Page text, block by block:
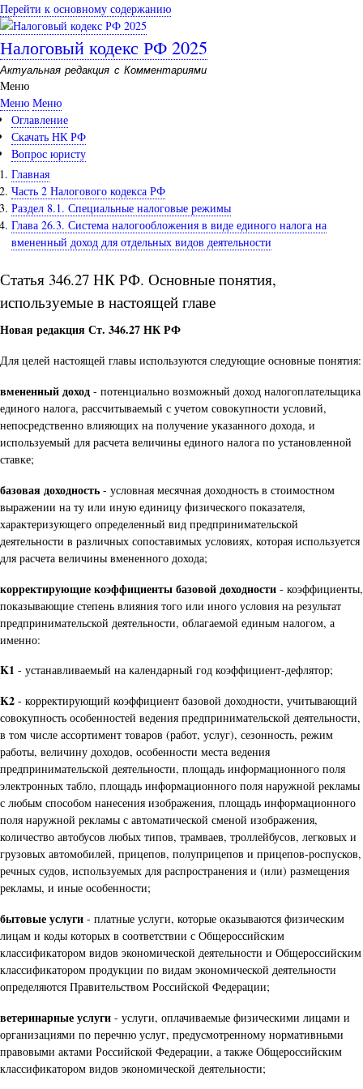
Перейти к основному содержанию
Налоговый кодекс РФ 2025
Актуальная редакция с Комментариями
Меню
Меню Меню
Оглавление
Скачать НК РФ
Вопрос юристу
Главная
Часть 2 Налогового кодекса РФ
Раздел 8.1. Специальные налоговые режимы
Глава 26.3. Система налогообложения в виде единого налога на
вмененный доход для отдельных видов деятельности
Статья 346.27 НК РФ. Основные понятия,
используемые в настоящей главе
Новая редакция Ст. 346.27 НК РФ
Для целей настоящей главы используются следующие основные понятия:
вмененный доход - потенциально возможный доход налогоплательщика
единого налога, рассчитываемый с учетом совокупности условий,
непосредственно влияющих на получение указанного дохода, и
используемый для расчета величины единого налога по установленной
ставке;
базовая доходность - условная месячная доходность в стоимостном
выражении на ту или иную единицу физического показателя,
характеризующего определенный вид предпринимательской
деятельности в различных сопоставимых условиях, которая используется
для расчета величины вмененного дохода;
корректирующие коэффициенты базовой доходности - коэффициенты,
показывающие степень влияния того или иного условия на результат
предпринимательской деятельности, облагаемой единым налогом, а
именно:
K1 - устанавливаемый на календарный год коэффициент-дефлятор;
K2 - корректирующий коэффициент базовой доходности, учитывающий
совокупность особенностей ведения предпринимательской деятельности,
в том числе ассортимент товаров (работ, услуг), сезонность, режим
работы, величину доходов, особенности места ведения
предпринимательской деятельности, площадь информационного поля
электронных табло, площадь информационного поля наружной рекламы
с любым способом нанесения изображения, площадь информационного
поля наружной рекламы с автоматической сменой изображения,
количество автобусов любых типов, трамваев, троллейбусов, легковых и
грузовых автомобилей, прицепов, полуприцепов и прицепов-роспусков,
речных судов, используемых для распространения и (или) размещения
рекламы, и иные особенности;
бытовые услуги - платные услуги, которые оказываются физическим
лицам и коды которых в соответствии с Общероссийским
классификатором видов экономической деятельности и Общероссийским
классификатором продукции по видам экономической деятельности
определяются Правительством Российской Федерации;
ветеринарные услуги - услуги, оплачиваемые физическими лицами и
организациями по перечню услуг, предусмотренному нормативными
правовыми актами Российской Федерации, а также Общероссийским
классификатором видов экономической деятельности;